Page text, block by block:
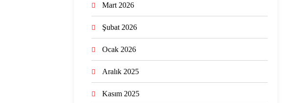
Mart 2026
Şubat 2026
Ocak 2026
Aralık 2025
Kasım 2025